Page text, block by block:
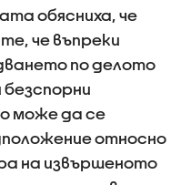
обясниха, че
че въпреки
по делото
може да се
относно
на извършеното